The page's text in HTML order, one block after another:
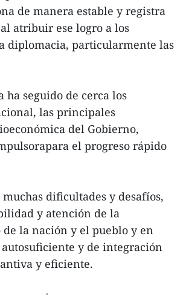
de manera estable y registra
atribuir ese logro a los
diplomacia, particularmente las
seguido de cerca los
las principales
del Gobierno,
el progreso rápido
dificultades y desafíos,
y atención de la
la nación y el pueblo y en
y de integración
y eficiente.